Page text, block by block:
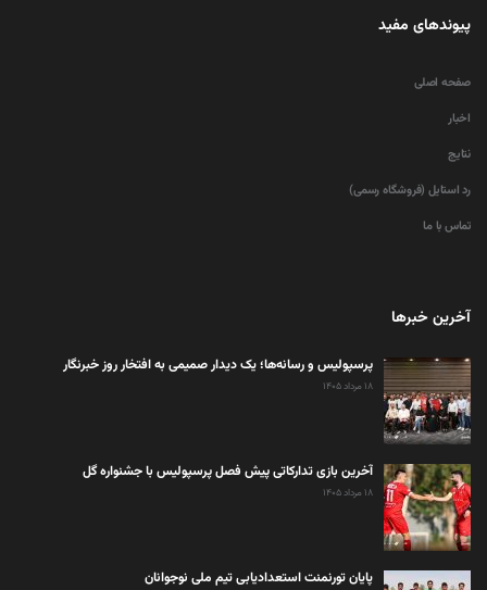
پیوندهای مفید
صفحه اصلی
اخبار
نتایج
رد استایل (فروشگاه رسمی)
تماس با ما
آخرین خبرها
پرسپولیس و رسانه‌ها؛ یک دیدار صمیمی به افتخار روز خبرنگار
۱۸ مرداد ۱۴۰۵
آخرین بازی تدارکاتی پیش فصل پرسپولیس با جشنواره گل
۱۸ مرداد ۱۴۰۵
پایان تورنمنت استعدادیابی تیم ملی نوجوانان